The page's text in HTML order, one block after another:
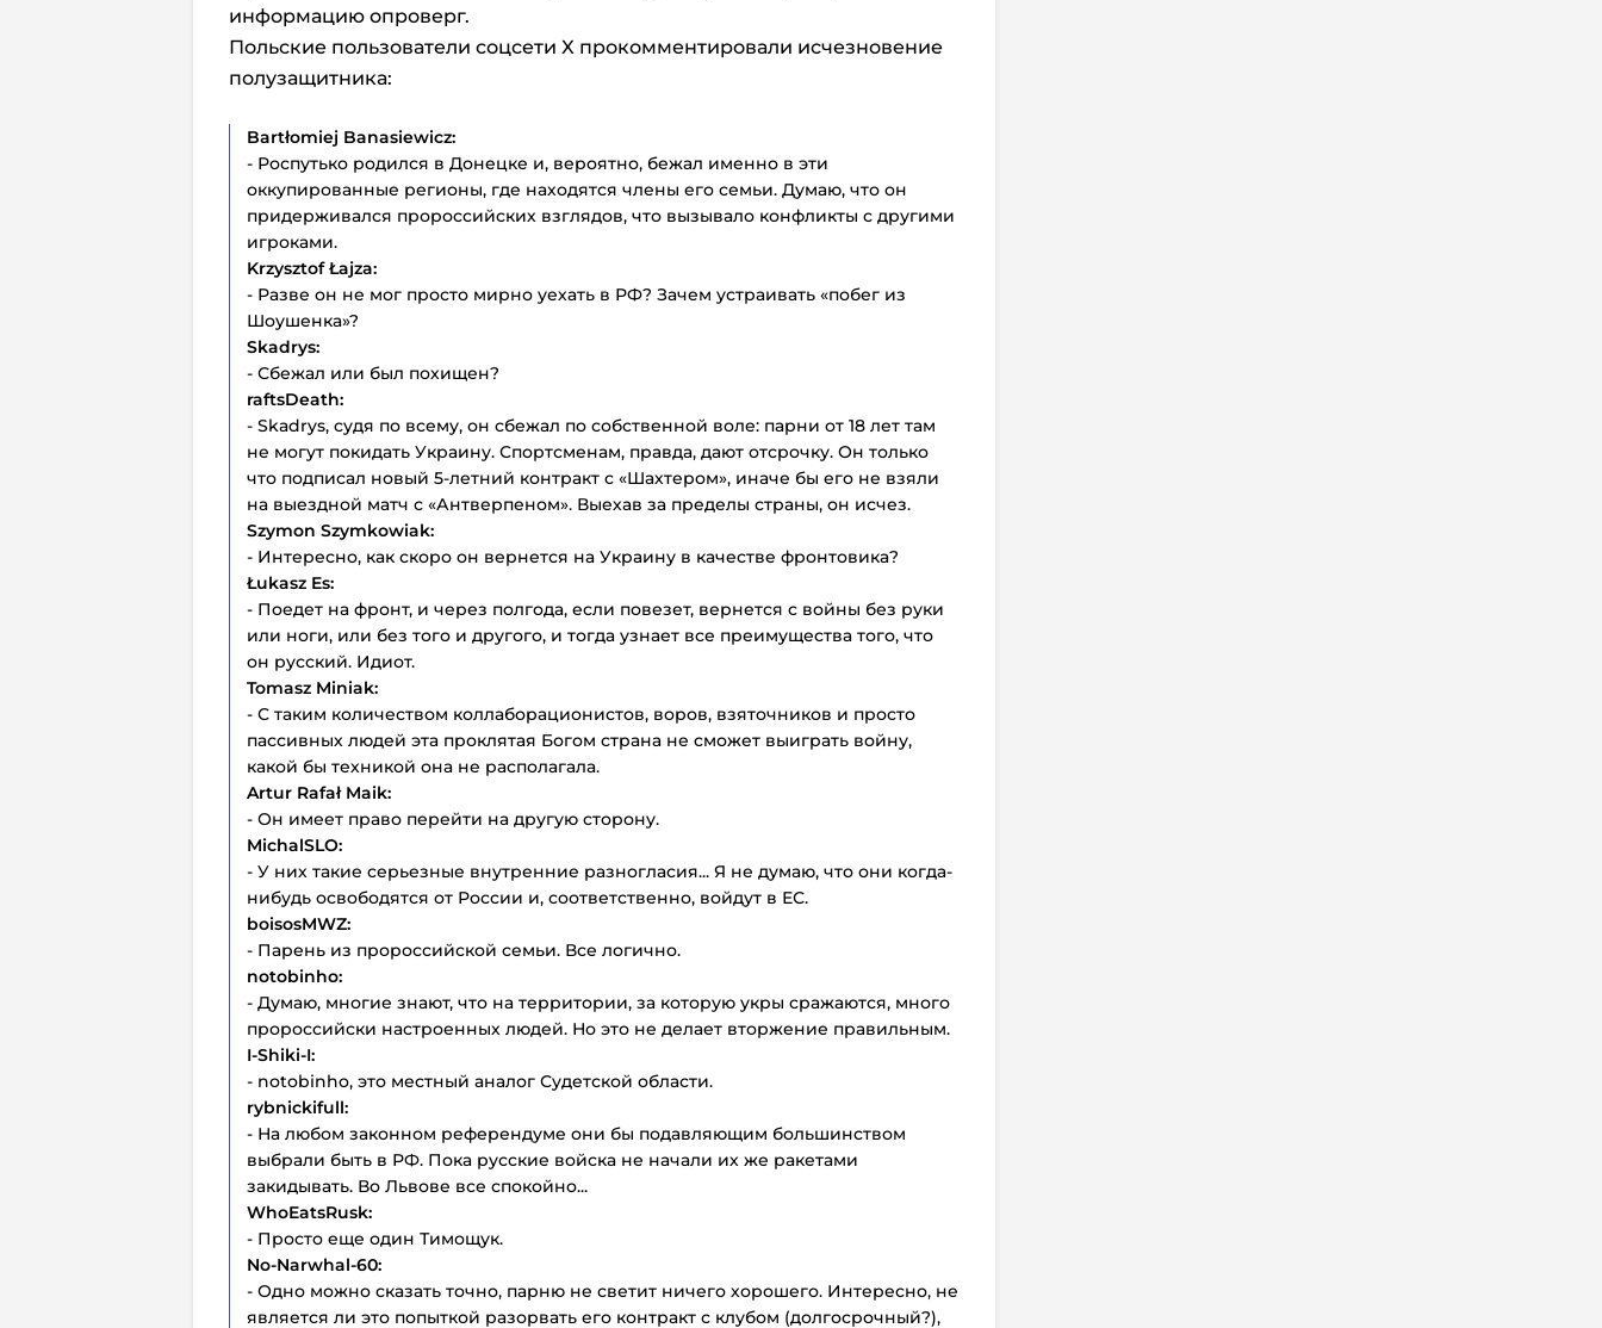
информацию опроверг.
Польские пользователи соцсети X прокомментировали исчезновение
полузащитника:
Bartłomiej Banasiewicz:
- Роспутько родился в Донецке и, вероятно, бежал именно в эти
оккупированные регионы, где находятся члены его семьи. Думаю, что он
придерживался пророссийских взглядов, что вызывало конфликты с другими
игроками.
Krzysztof Łajza:
- Разве он не мог просто мирно уехать в РФ? Зачем устраивать «побег из
Шоушенка»?
Skadrys:
- Сбежал или был похищен?
raftsDeath:
- Skadrys, судя по всему, он сбежал по собственной воле: парни от 18 лет там
не могут покидать Украину. Спортсменам, правда, дают отсрочку. Он только
что подписал новый 5-летний контракт с «Шахтером», иначе бы его не взяли
на выездной матч с «Антверпеном». Выехав за пределы страны, он исчез.
Szymon Szymkowiak:
- Интересно, как скоро он вернется на Украину в качестве фронтовика?
Łukasz Es:
- Поедет на фронт, и через полгода, если повезет, вернется с войны без руки
или ноги, или без того и другого, и тогда узнает все преимущества того, что
он русский. Идиот.
Tomasz Miniak:
- С таким количеством коллаборационистов, воров, взяточников и просто
пассивных людей эта проклятая Богом страна не сможет выиграть войну,
какой бы техникой она не располагала.
Artur Rafał Maik:
- Он имеет право перейти на другую сторону.
MichalSLO:
- У них такие серьезные внутренние разногласия... Я не думаю, что они когда-
нибудь освободятся от России и, соответственно, войдут в ЕС.
boisosMWZ:
- Парень из пророссийской семьи. Все логично.
notobinho:
- Думаю, многие знают, что на территории, за которую укры сражаются, много
пророссийски настроенных людей. Но это не делает вторжение правильным.
I-Shiki-I:
- notobinho, это местный аналог Судетской области.
rybnickifull:
- На любом законном референдуме они бы подавляющим большинством
выбрали быть в РФ. Пока русские войска не начали их же ракетами
закидывать. Во Львове все спокойно...
WhoEatsRusk:
- Просто еще один Тимощук.
No-Narwhal-60:
- Одно можно сказать точно, парню не светит ничего хорошего. Интересно, не
является ли это попыткой разорвать его контракт с клубом (долгосрочный?),